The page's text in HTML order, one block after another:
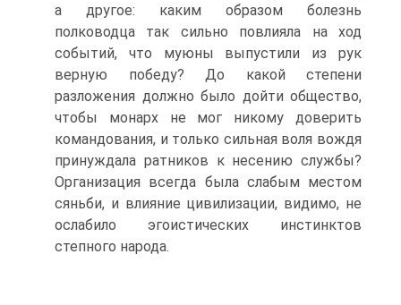
а дру­гое: каким образом болезнь
полководца так сильно повлияла на ход
событий, что муюны выпустили из рук
верную победу? До какой степени
разложения должно было дойти общество,
чтобы монарх не мог никому доверить
командования, и только сильная воля вождя
принуждала ратников к несению службы?
Организация всегда была слабым местом
сяньби, и влияние цивилизации, видимо, не
ослабило эгоистических инстинк­тов
степного народа.